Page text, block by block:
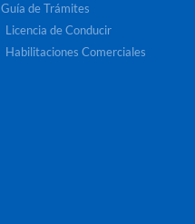
Guía de Trámites
Licencia de Conducir
Habilitaciones Comerciales